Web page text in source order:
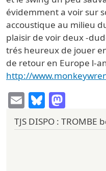
évidemment a voir sur
accoustique au milieu
plaisir de voir deux -
trés heureux de jouer
de retour en Europe l-
http://
EmailBluesky
TJS DISPO : TROMBE